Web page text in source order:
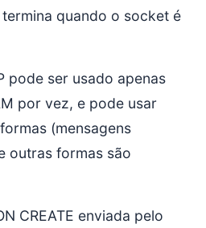
termina quando o socket é
pode ser usado apenas
por vez, e pode usar
(mensagens
outras formas são
CREATE enviada pelo